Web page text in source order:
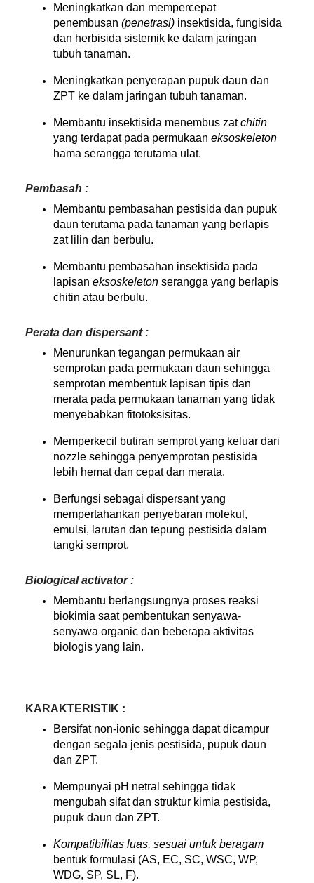
Meningkatkan dan mempercepat
penembusan (penetrasi) insektisida, fungisida
dan herbisida sistemik ke dalam jaringan
tubuh tanaman.
Meningkatkan penyerapan pupuk daun dan
ZPT ke dalam jaringan tubuh tanaman.
Membantu insektisida menembus zatchitin
yang terdapat pada permukaan eksoskeleton
hama serangga terutama ulat.
Pembasah :
Membantu pembasahan pestisida dan pupuk
daun terutama pada tanaman yang berlapis
zat lilin dan berbulu.
Membantu pembasahan insektisida pada
lapisan eksoskeleton serangga yang berlapis
chitin atau berbulu.
Perata dan dispersant :
Menurunkan tegangan permukaan air
semprotan pada permukaan daun sehingga
semprotan membentuk lapisan tipis dan
merata pada permukaan tanaman yang tidak
menyebabkan fitotoksisitas.
Memperkecil butiran semprot yang keluar dari
nozzle sehingga penyemprotan pestisida
lebih hemat dan cepat dan merata.
Berfungsi sebagai dispersant yang
mempertahankan penyebaran molekul,
emulsi, larutan dan tepung pestisida dalam
tangki semprot.
Biological activator :
Membantu berlangsungnya proses reaksi
biokimia saat pembentukan senyawa-
senyawa organic dan beberapa aktivitas
biologis yang lain.
KARAKTERISTIK :
Bersifat non-ionic sehingga dapat dicampur
dengan segala jenis pestisida, pupuk daun
dan ZPT.
Mempunyai pH netral sehingga tidak
mengubah sifat dan struktur kimia pestisida,
pupuk daun dan ZPT.
Kompatibilitas luas, sesuai untuk beragam
bentuk formulasi (AS, EC, SC, WSC, WP,
WDG, SP, SL, F).